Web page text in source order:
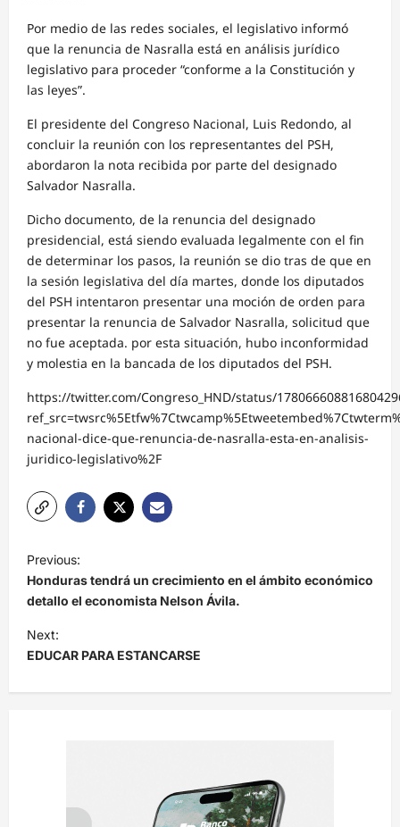
Por medio de las redes sociales, el legislativo informó
que la renuncia de Nasralla está en análisis jurídico
legislativo para proceder “conforme a la Constitución y
las leyes”.
El presidente del Congreso Nacional, Luis Redondo, al
concluir la reunión con los representantes del PSH,
abordaron la nota recibida por parte del designado
Salvador Nasralla.
Dicho documento, de la renuncia del designado
presidencial, está siendo evaluada legalmente con el fin
de determinar los pasos, la reunión se dio tras de que en
la sesión legislativa del día martes, donde los diputados
del PSH intentaron presentar una moción de orden para
presentar la renuncia de Salvador Nasralla, solicitud que
no fue aceptada. por esta situación, hubo inconformidad
y molestia en la bancada de los diputados del PSH.
https://twitter.com/Congreso_HND/status/
nacional-dice-que-renuncia-de-nasralla-esta-en-analisis-
juridico-legislativo%2F
N
a
v
e
g
a
Previous:
Honduras tendrá un crecimiento en el ámbito económico
detallo el economista Nelson Ávila.
Next:
EDUCAR PARA ESTANCARSE